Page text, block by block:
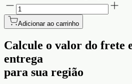
Adicionar ao carrinho
Calcule o valor do frete
entrega
para sua região